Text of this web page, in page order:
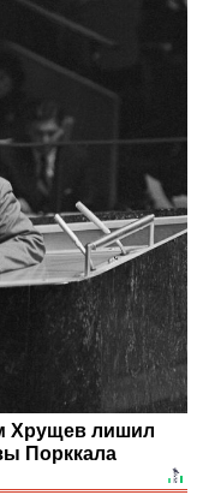
Хрущев лишил
Порккала